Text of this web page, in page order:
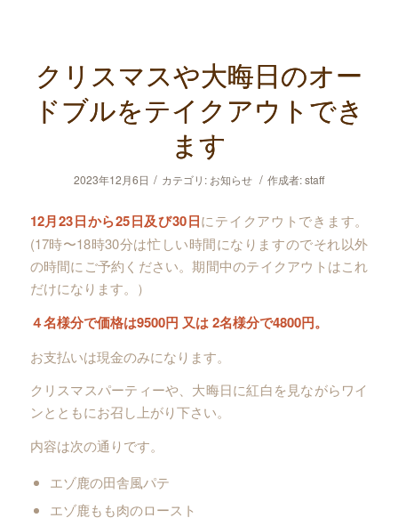
クリスマスや大晦日のオー
ドブルをテイクアウトでき
ます
2023年12月6日 / カテゴリ: お知らせ / 作成者:staff
12月23日から25日及び30日にテイクアウトできます。
(17時〜18時30分は忙しい時間になりますのでそれ以外
の時間にご予約ください。期間中のテイクアウトはこれ
だけになります。）
４名様分で価格は9500円 又は 2名様分で4800円。
お支払いは現金のみになります。
クリスマスパーティーや、大晦日に紅白を見ながらワイ
ンとともにお召し上がり下さい。
内容は次の通りです。
エゾ鹿の田舎風パテ
エゾ鹿もも肉のロースト